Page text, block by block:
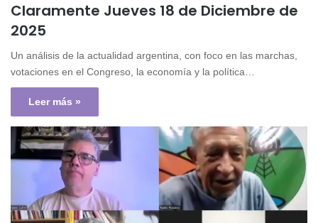
Claramente Jueves 18 de Diciembre de
2025
Un análisis de la actualidad argentina, con foco en las marchas,
votaciones en el Congreso, la economía y la política…
Leer más »